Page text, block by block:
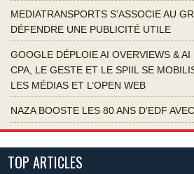
MEDIATRANSPORTS S’ASSOCIE AU
DÉFENDRE UNE PUBLICITÉ UTILE
GOOGLE DÉPLOIE AI OVERVIEWS &
CPA, LE GESTE ET LE SPIIL SE
LES MÉDIAS ET L’OPEN WEB
NAZA BOOSTE LES 80 ANS D’EDF
TOP ARTICLES